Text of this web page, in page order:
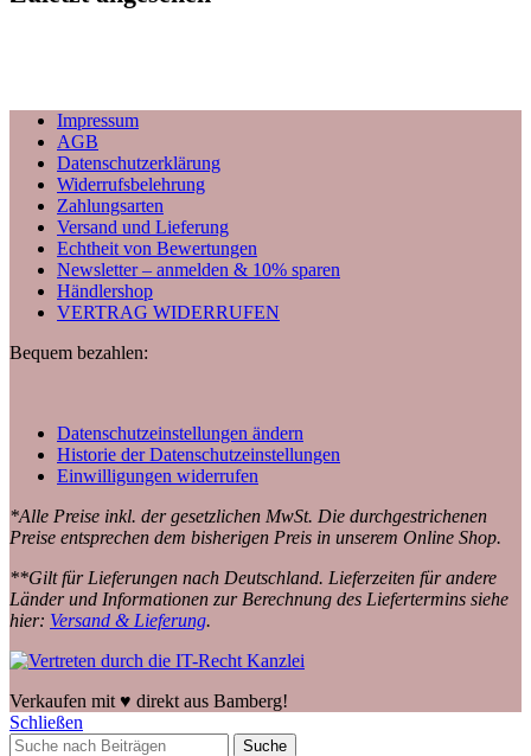
Impressum
AGB
Datenschutzerklärung
Widerrufsbelehrung
Zahlungsarten
Versand und Lieferung
Echtheit von Bewertungen
Newsletter – anmelden & 10% sparen
Händlershop
VERTRAG WIDERRUFEN
Bequem bezahlen:
Datenschutzeinstellungen ändern
Historie der Datenschutzeinstellungen
Einwilligungen widerrufen
*Alle Preise inkl. der gesetzlichen MwSt. Die durchgestrichenen
Preise entsprechen dem bisherigen Preis in unserem Online Shop.
**Gilt für Lieferungen nach Deutschland. Lieferzeiten für andere
Länder und Informationen zur Berechnung des Liefertermins siehe
hier: Versand & Lieferung.
Verkaufen mit ♥️ direkt aus Bamberg!
Schließen
Suche